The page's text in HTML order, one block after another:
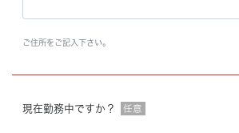
ご住所をご記入下さい。
現在勤務中ですか？ 任意